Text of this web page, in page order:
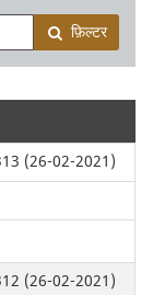
फ़िल्टर
(26-02-2021)
(26-02-2021)